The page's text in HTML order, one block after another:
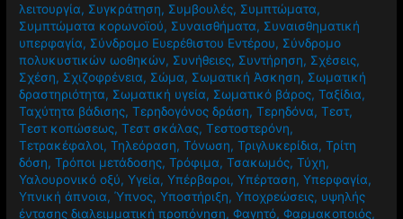
λειτουργία, Συγκράτηση, Συμβουλές, Συμπτώματα,
Συμπτώματα κορωνοϊού, Συναισθήματα, Συναισθηματική
υπερφαγία, Σύνδρομο Ευερέθιστου Εντέρου, Σύνδρομο
πολυκυστικών ωοθηκών, Συνήθειες, Συντήρηση, Σχέσεις,
Σχέση, Σχιζοφρένεια, Σώμα, Σωματική Άσκηση, Σωματική
δραστηριότητα, Σωματική υγεία, Σωματικό βάρος,Ταξίδια,
Ταχύτητα βάδισης,Τερηδογόνος δράση,Τερηδόνα,Τεστ,
Τεστ κοπώσεως,Τεστ σκάλας,Τεστοστερόνη,
Τετρακέφαλοι,Τηλεόραση,Τόνωση,Τριγλυκερίδια,Τρίτη
δόση,Τρόποι μετάδοσης,Τρόφιμα,Τσακωμός,Τύχη,
Υαλουρονικό οξύ,Υγεία,Υπέρβαροι,Υπέρταση,Υπερφαγία,
Υπνική άπνοια,Ύπνος,Υποστήριξη,Υποχρεώσεις, υψηλής
έντασης διαλειμματική προπόνηση,Φαγητό,Φαρμακοποιός,